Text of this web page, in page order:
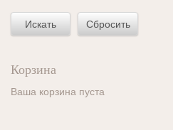
Корзина
Ваша корзина пуста